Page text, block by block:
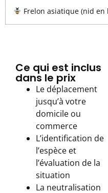
Frelon asiatique (nid en
Ce qui est inclus
dans le prix
Le déplacement
jusqu’à votre
domicile ou
commerce
L’identification de
l’espèce et
l’évaluation de la
situation
La neutralisation